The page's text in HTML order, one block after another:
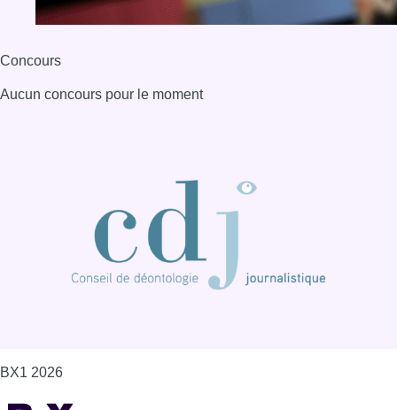
Concours
Aucun concours pour le moment
BX1 2026